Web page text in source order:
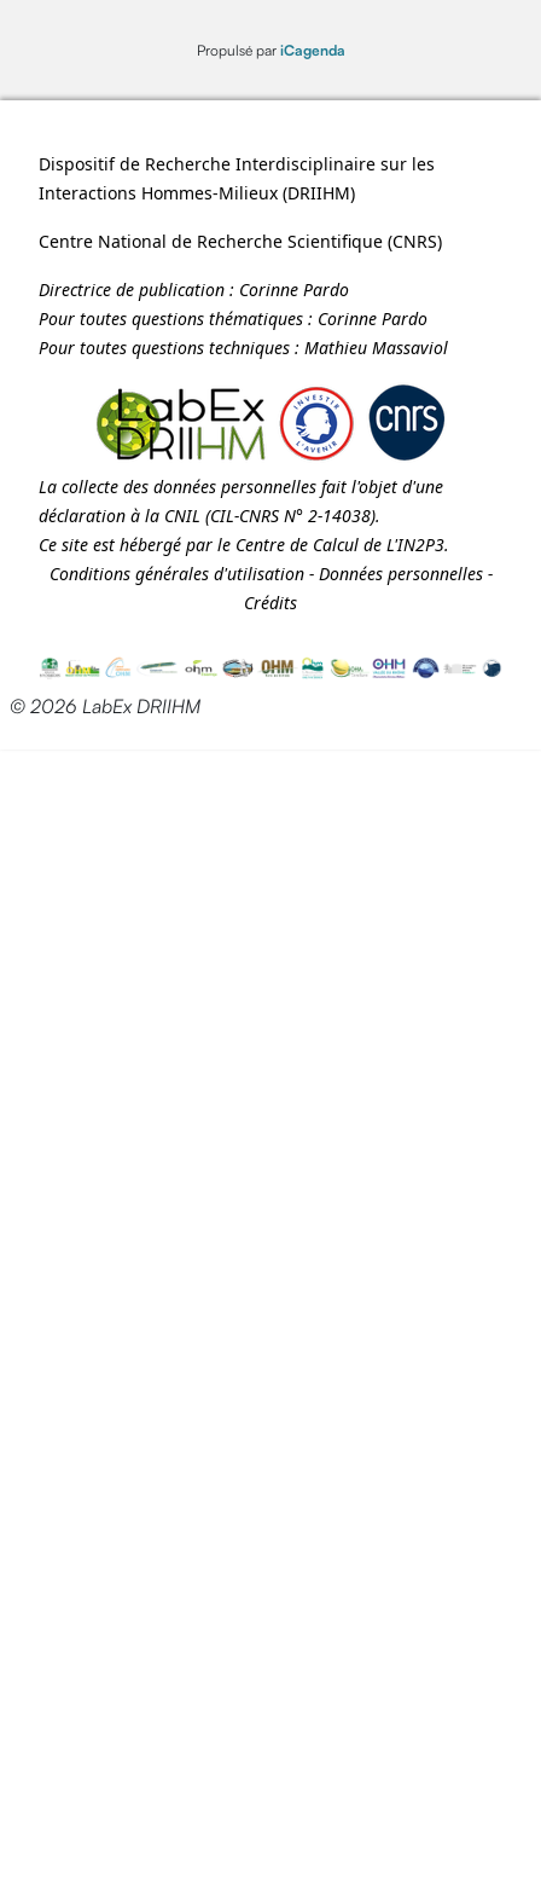
Propulsé par iCagenda
Dispositif de Recherche Interdisciplinaire sur les
Interactions Hommes-Milieux (DRIIHM)
Centre National de Recherche Scientifique (CNRS)
Directrice de publication : Corinne Pardo
Pour toutes questions thématiques : Corinne Pardo
Pour toutes questions techniques : Mathieu Massaviol
La collecte des données personnelles fait l'objet d'une
déclaration à la CNIL (CIL-CNRS N° 2-14038).
Ce site est hébergé par le Centre de Calcul de L'IN2P3.
Conditions générales d'utilisation- Données personnelles-
Crédits
© 2026 LabEx DRIIHM